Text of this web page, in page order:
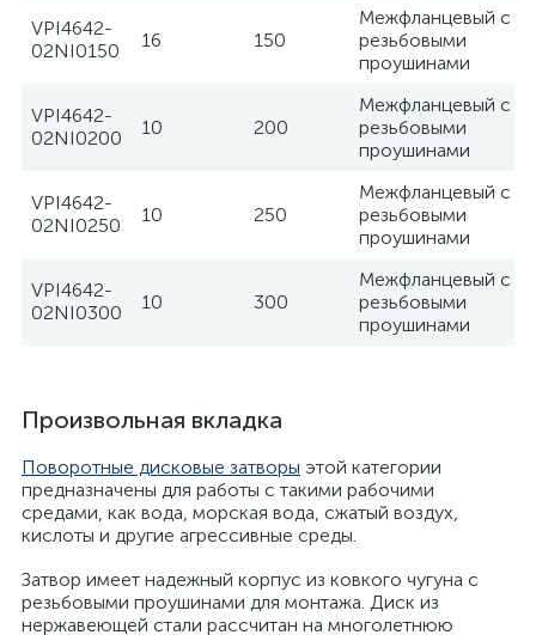
VPI4642-
02NI0150
16 150
Межфланцевый с
резьбовыми
проушинами
VPI4642-
02NI0200
10 200
Межфланцевый с
резьбовыми
проушинами
VPI4642-
02NI0250
10 250
Межфланцевый с
резьбовыми
проушинами
VPI4642-
02NI0300
10 300
Межфланцевый с
резьбовыми
проушинами
Произвольная вкладка
Поворотные дисковые затворы этой категории
предназначены для работы с такими рабочими
средами, как вода, морская вода, сжатый воздух,
кислоты и другие агрессивные среды.
Затвор имеет надежный корпус из ковкого чугуна с
резьбовыми проушинами для монтажа. Диск из
нержавеющей стали рассчитан на многолетнюю